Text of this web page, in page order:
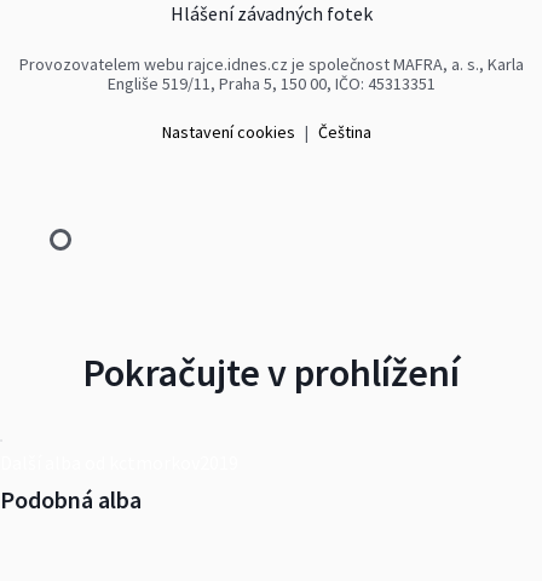
Hlášení závadných fotek
Provozovatelem webu rajce.idnes.cz je společnost MAFRA, a. s., Karla
Engliše 519/11, Praha 5, 150 00, IČO: 45313351
Nastavení cookies | Čeština
Pokračujte v prohlížení
Podobná alba